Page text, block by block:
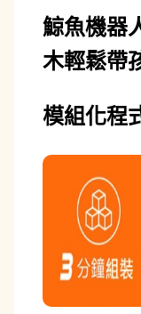
鯨魚機器
木輕鬆帶
模組化程